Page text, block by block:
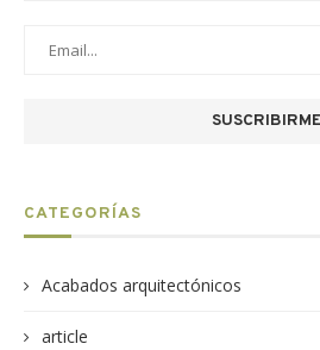
CATEGORÍAS
Acabados arquitectónicos
article